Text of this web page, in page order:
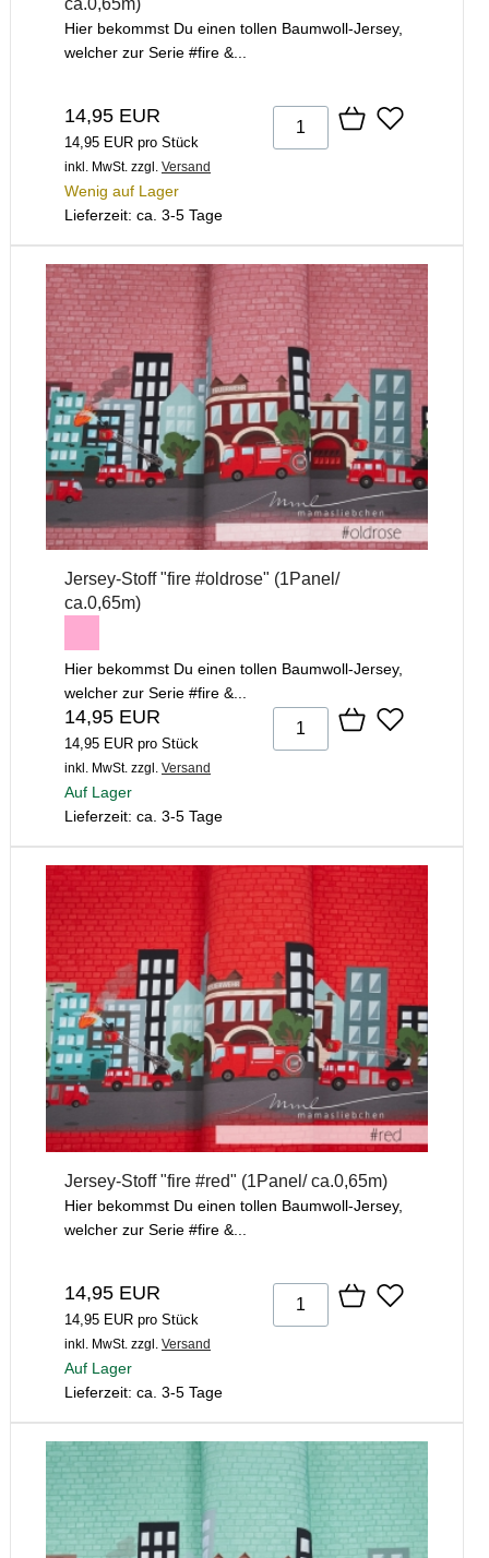
ca.0,65m)
Hier bekommst Du einen tollen Baumwoll-Jersey,
welcher zur Serie #fire &...
14,95 EUR
14,95 EUR pro Stück
inkl. MwSt. zzgl. Versand
Wenig auf Lager
Lieferzeit: ca. 3-5 Tage
Jersey-Stoff "fire #oldrose" (1Panel/
ca.0,65m)
Hier bekommst Du einen tollen Baumwoll-Jersey,
welcher zur Serie #fire &...
14,95 EUR
14,95 EUR pro Stück
inkl. MwSt. zzgl. Versand
Auf Lager
Lieferzeit: ca. 3-5 Tage
Jersey-Stoff "fire #red" (1Panel/ ca.0,65m)
Hier bekommst Du einen tollen Baumwoll-Jersey,
welcher zur Serie #fire &...
14,95 EUR
14,95 EUR pro Stück
inkl. MwSt. zzgl. Versand
Auf Lager
Lieferzeit: ca. 3-5 Tage